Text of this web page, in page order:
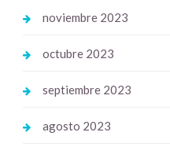
noviembre 2023
octubre 2023
septiembre 2023
agosto 2023